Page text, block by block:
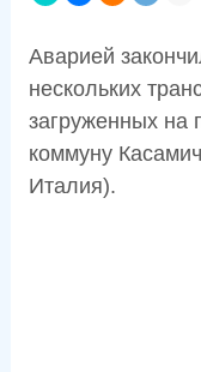
Аварией
нескольких
загруженных на
коммуну
Италия).